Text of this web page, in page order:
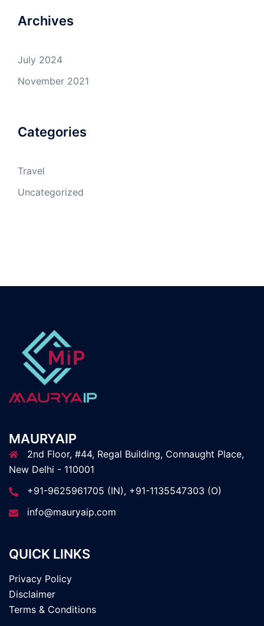
Archives
July 2024
November 2021
Categories
Travel
Uncategorized
MAURYAIP
2nd Floor, #44, Regal Building, Connaught Place,
New Delhi - 110001
+91-9625961705 (IN), +91-1135547303 (O)
info@mauryaip.com
QUICK LINKS
Privacy Policy
Disclaimer
Terms & Conditions